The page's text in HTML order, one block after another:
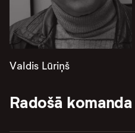
Valdis Lūriņš
Radošā komanda